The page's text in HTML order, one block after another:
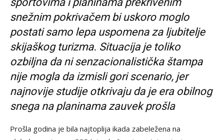
snežnim pokrivačem bi uskoro moglo
postatisamo lepauspomenaza ljubitelje
skijaškog turizma. Situacija je toliko
ozbiljna da ni senzacionalistička štampa
nije mogla da izmisli gori scenario, jer
najnovije studije otkrivajuda je era obilnog
snegana planinama zauvek prošla
Prošla godina je bila najtoplija ikada zabeležena na